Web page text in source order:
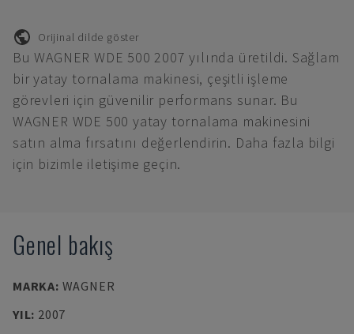
Orijinal dilde göster
Bu WAGNER WDE 500 2007 yılında üretildi. Sağlam
bir yatay tornalama makinesi, çeşitli işleme
görevleri için güvenilir performans sunar. Bu
WAGNER WDE 500 yatay tornalama makinesini
satın alma fırsatını değerlendirin. Daha fazla bilgi
için bizimle iletişime geçin.
Genel bakış
MARKA: WAGNER
YIL: 2007